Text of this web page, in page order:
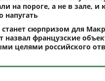
на пороге, а не в зале, и
напугать
станет сюрпризом для
назвал французские
целями российского